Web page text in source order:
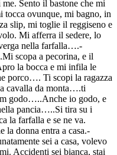
Sento il bastone che mi
ovunque, mi bagno, in
slip, mi toglie il reggiseno e
Mi afferra il sedere, lo
nella farfalla….-
scopa a pecorina, e il
la bocca e mi infila le
porco…. Ti scopi la ragazza
da monta….ti
godo…..Anche io godo, e
pancia…..Si tira su i
la farfalla e se ne va.
la donna entra a casa.-
sei a casa, volevo
Accidenti sei bianca, stai